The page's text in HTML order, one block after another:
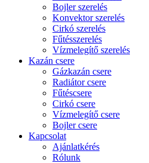
Bojler szerelés
Konvektor szerelés
Cirkó szerelés
Fűtésszerelés
Vízmelegítő szerelés
Kazán csere
Gázkazán csere
Radiátor csere
Fűtéscsere
Cirkó csere
Vízmelegítő csere
Bojler csere
Kapcsolat
Ajánlatkérés
Rólunk